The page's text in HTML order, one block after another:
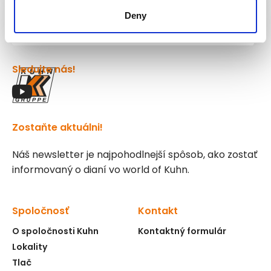
Deny
Žeriavy a manipulačné systémy
Zostaňte aktuálni!
Náš newsletter je najpohodlnejší spôsob, ako zostať
informovaný o dianí vo world of Kuhn.
Spoločnosť
O spoločnosti Kuhn
Lokality
Tlač
Kontakt
Kontaktný formulár
Sledujte nás!